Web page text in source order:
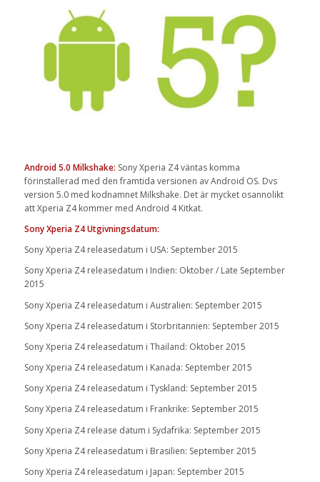
Android 5.0 Milkshake: Sony Xperia Z4 väntas komma
förinstallerad med den framtida versionen av Android OS. Dvs
version 5.0 med kodnamnet Milkshake. Det är mycket osannolikt
att Xperia Z4 kommer med Android 4 Kitkat.
Sony Xperia Z4 Utgivningsdatum:
Sony Xperia Z4 releasedatum i USA: September 2015
Sony Xperia Z4 releasedatum i Indien: Oktober / Late September
2015
Sony Xperia Z4 releasedatum i Australien: September 2015
Sony Xperia Z4 releasedatum i Storbritannien: September 2015
Sony Xperia Z4 releasedatum i Thailand: Oktober 2015
Sony Xperia Z4 releasedatum i Kanada: September 2015
Sony Xperia Z4 releasedatum i Tyskland: September 2015
Sony Xperia Z4 releasedatum i Frankrike: September 2015
Sony Xperia Z4 release datum i Sydafrika: September 2015
Sony Xperia Z4 releasedatum i Brasilien: September 2015
Sony Xperia Z4 releasedatum i Japan: September 2015